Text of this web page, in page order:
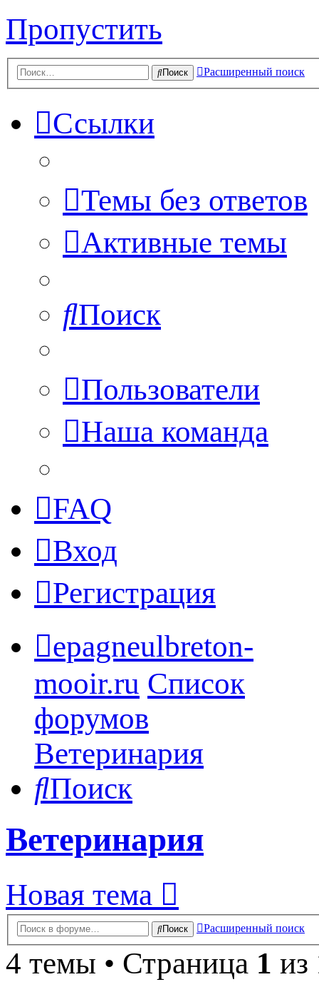
Пропустить
Поиск Расширенный поиск
Ссылки
Темы без ответов
Активные темы
Поиск
Пользователи
Наша команда
FAQ
Вход
Регистрация
epagneulbreton-
mooir.ru Список
форумов
Ветеринария
Поиск
Ветеринария
Новая тема
Поиск Расширенный поиск
4 темы • Страница 1 из